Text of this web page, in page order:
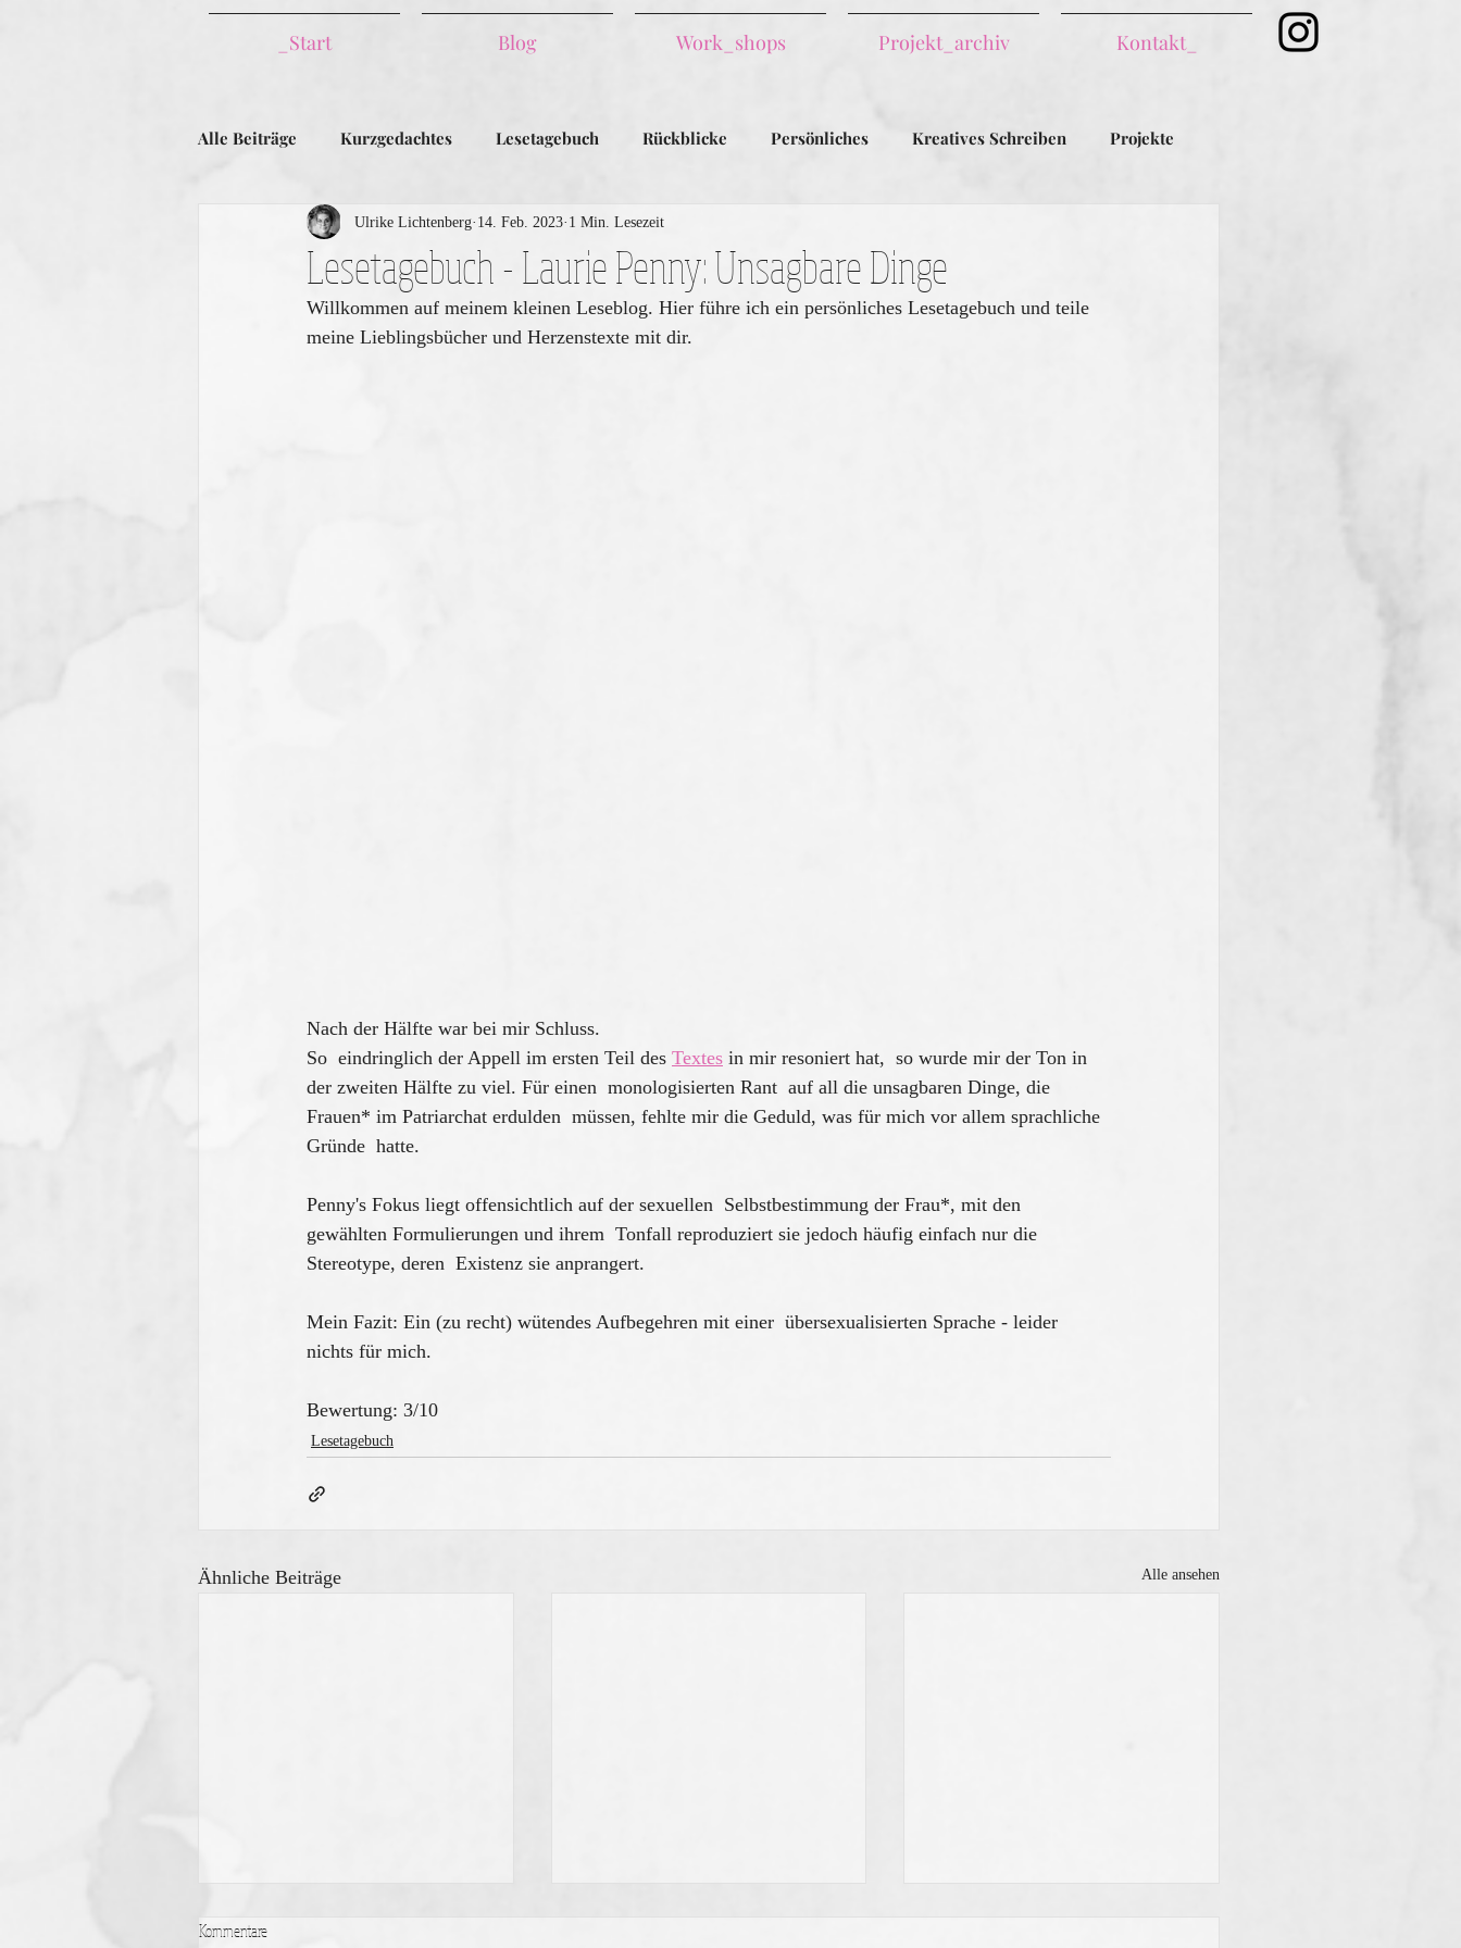
_Start Blog Work_shops Projekt_archiv Kontakt_
Alle Beiträge Kurzgedachtes Lesetagebuch Rückblicke Persönliches Kreatives Schreiben Projekte
Lesetagebuch - Laurie Penny: Unsagbare Dinge
Ulrike Lichtenberg 14. Feb. 2023 1 Min. Lesezeit
Willkommen auf meinem kleinen Leseblog. Hier führe ich ein persönliches Lesetagebuch und teile
meine Lieblingsbücher und Herzenstexte mit dir.
Nach der Hälfte war bei mir Schluss.
So  eindringlich der Appell im ersten Teil des Textes in mir resoniert hat,  so wurde mir der Ton in
der zweiten Hälfte zu viel. Für einen  monologisierten Rant  auf all die unsagbaren Dinge, die
Frauen* im Patriarchat erdulden  müssen, fehlte mir die Geduld, was für mich vor allem sprachliche
Gründe  hatte.
Penny's Fokus liegt offensichtlich auf der sexuellen  Selbstbestimmung der Frau*, mit den
gewählten Formulierungen und ihrem  Tonfall reproduziert sie jedoch häufig einfach nur die
Stereotype, deren  Existenz sie anprangert.
Mein Fazit: Ein (zu recht) wütendes Aufbegehren mit einer  übersexualisierten Sprache - leider
nichts für mich.
Bewertung: 3/10
Lesetagebuch
Ähnliche Beiträge Alle ansehen
Kommentare